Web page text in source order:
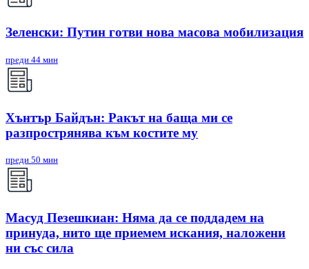
Зеленски: Путин готви нова масова мобилизация
преди 44 мин
Хънтър Байдън: Ракът на баща ми се
разпрострянява към костите му
преди 50 мин
Масуд Пезешкиан: Няма да се поддадем на
принуда, нито ще приемем искания, наложени
ни със сила